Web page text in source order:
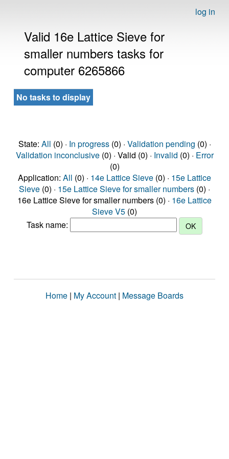
log in
Valid 16e Lattice Sieve for
smaller numbers tasks for
computer 6265866
No tasks to display
State: All (0) · In progress(0) · Validation pending (0) ·
Validation inconclusive(0) · Valid (0) · Invalid (0) · Error
(0)
Application: All (0) · 14e Lattice Sieve (0) · 15e Lattice
Sieve (0) · 15e Lattice Sieve for smaller numbers (0) ·
16e Lattice Sieve for smaller numbers (0) · 16e Lattice
Sieve V5 (0)
Task name:
Home | My Account | Message Boards